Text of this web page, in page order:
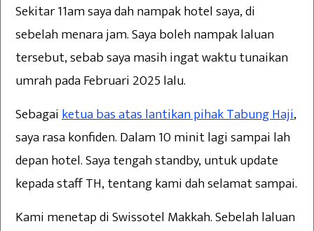
Sekitar 11am saya dah nampak hotel saya, di
sebelah menara jam. Saya boleh nampak laluan
tersebut, sebab saya masih ingat waktu tunaikan
umrah pada Februari 2025 lalu.
Sebagaiketua bas atas lantikan pihak Tabung Haji,
saya rasa konfiden. Dalam 10 minit lagi sampai lah
depan hotel. Saya tengah standby, untuk update
kepada staff TH, tentang kami dah selamat sampai.
Kami menetap di Swissotel Makkah. Sebelah laluan